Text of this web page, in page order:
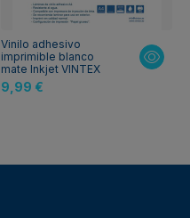
Vinilo adhesivo
imprimible blanco
mate Inkjet VINTEX
9,99 €